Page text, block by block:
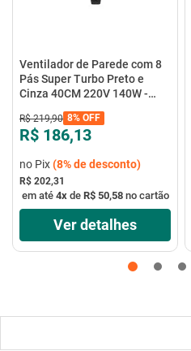
Ventilador de Parede com 8
Pás Super Turbo Preto e
Cinza 40CM 220V 140W -
R$ 219,90 8% OFF
R$ 186,13
no Pix(8%de desconto)
R$ 202,31
em até 4xde R$ 50,58no cartão
Ver detalhes